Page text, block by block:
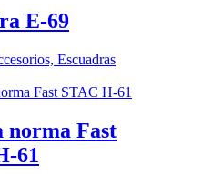
E-69
Escuadras
norma Fast
61